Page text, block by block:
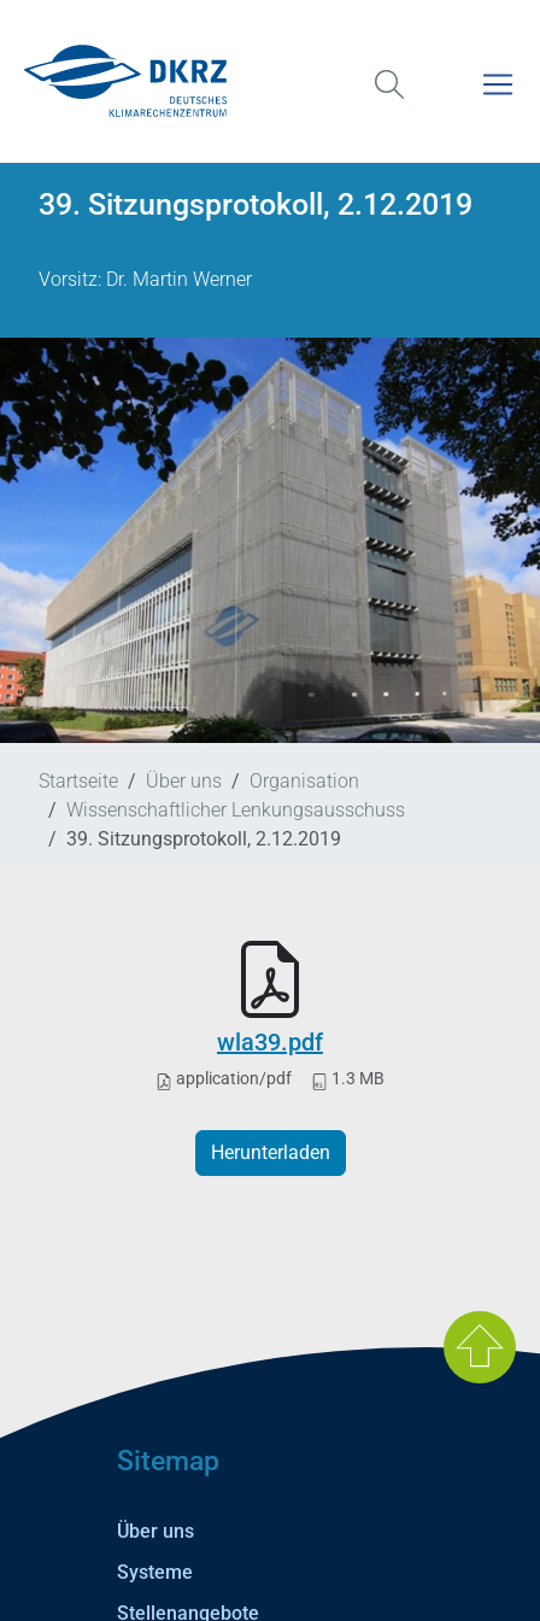
39. Sitzungsprotokoll, 2.12.2019
Vorsitz: Dr. Martin Werner
Startseite Über uns
Organisation
Wissenschaftlicher Lenkungsausschuss
39. Sitzungsprotokoll, 2.12.2019
wla39.pdf
application/pdf 1.3 MB
Herunterladen
Sitemap
Über uns
Systeme
Stellenangebote